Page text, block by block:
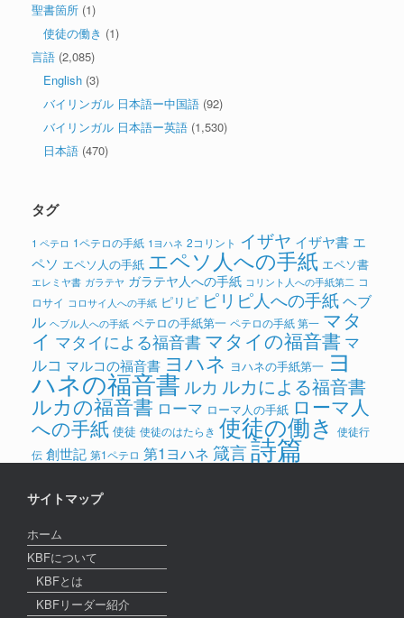
聖書箇所 (1)
使徒の働き (1)
言語 (2,085)
English (3)
バイリンガル 日本語ー中国語 (92)
バイリンガル 日本語ー英語 (1,530)
日本語 (470)
タグ
1 ペテロ 1ペテロの手紙 1ヨハネ 2コリント イザヤ イザヤ書 エ
ペソ エペソ人の手紙 エペソ人への手紙 エペソ書
エレミヤ書 ガラテヤ ガラテヤ人への手紙 コリント人への手紙第二 コ
ロサイ コロサイ人への手紙 ピリピ ピリピ人への手紙ヘブ
ル ヘブル人への手紙 ペテロの手紙第一 ペテロの手紙 第一 マタ
イ マタイによる福音書 マタイの福音書 マ
ルコ マルコの福音書 ヨハネ ヨハネの手紙第一 ヨ
ハネの福音書 ルカ ルカによる福音書
ルカの福音書 ローマ ローマ人の手紙 ローマ人
への手紙 使徒 使徒のはたらき 使徒の働き 使徒行
伝 創世記 第1ペテロ 第1ヨハネ 箴言詩篇
サイトマップ
ホーム
KBFについて
KBFとは
KBFリーダー紹介